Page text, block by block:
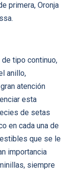
primera, Oronja
tipo continuo,
anillo,
atención
esta
de setas
en cada una de
que se le
importancia
siempre